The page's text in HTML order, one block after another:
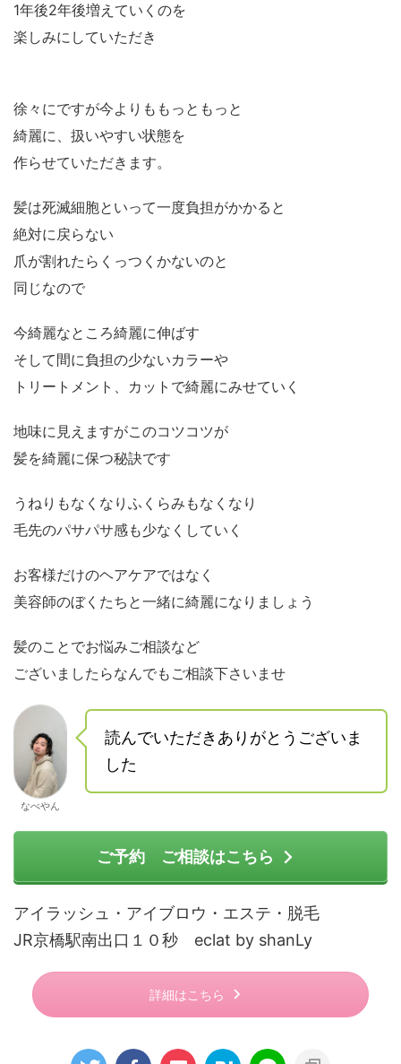
1年後2年後増えていくのを
楽しみにしていただき
徐々にですが今よりももっともっと
綺麗に、扱いやすい状態を
作らせていただきます。
髪は死滅細胞といって一度負担がかかると
絶対に戻らない
爪が割れたらくっつくかないのと
同じなので
今綺麗なところ綺麗に伸ばす
そして間に負担の少ないカラーや
トリートメント、カットで綺麗にみせていく
地味に見えますがこのコツコツが
髪を綺麗に保つ秘訣です
うねりもなくなりふくらみもなくなり
毛先のパサパサ感も少なくしていく
お客様だけのヘアケアではなく
美容師のぼくたちと一緒に綺麗になりましょう
髪のことでお悩みご相談など
ございましたらなんでもご相談下さいませ
なべやん
読んでいただきありがとうございま
した
ご予約 ご相談はこちら
アイラッシュ・アイブロウ・エステ・脱毛
JR京橋駅南出口１０秒 eclat by shanLy
詳細はこちら